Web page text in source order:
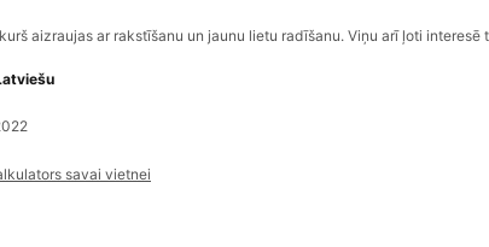
aizraujas ar rakstīšanu un jaunu lietu radīšanu. Viņu arī ļoti
savai vietnei